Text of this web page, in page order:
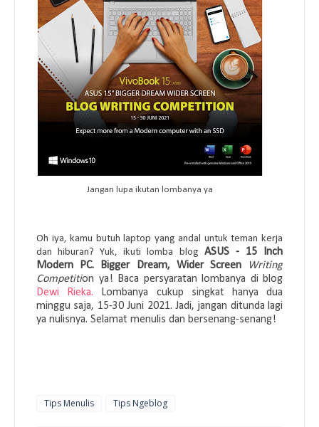
Jangan lupa ikutan lombanya ya
Oh iya, kamu butuh laptop yang andal untuk teman kerja
dan hiburan? Yuk, ikuti lomba blog ASUS - 15 Inch
Modern PC. Bigger Dream, Wider Screen
Writing
Competition ya! Baca persyaratan lombanya di blog
Dewi Rieka. Lombanya cukup singkat hanya dua
minggu saja, 15-30 Juni 2021. Jadi, jangan ditunda lagi
ya nulisnya. Selamat menulis dan bersenang-senang!
Tips Menulis Tips Ngeblog